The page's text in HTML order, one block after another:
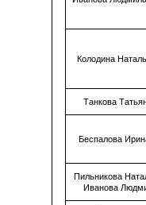
Колодина
Танкова
Беспалова
Пильникова
Иванова